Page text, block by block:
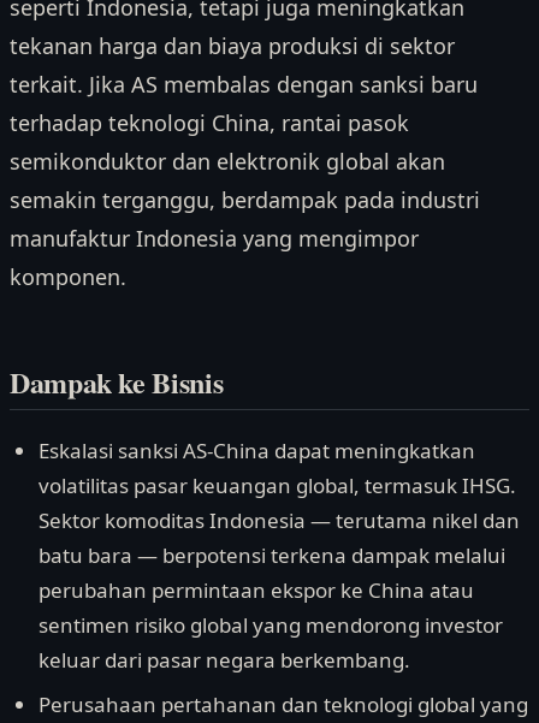
seperti Indonesia, tetapi juga meningkatkan
tekanan harga dan biaya produksi di sektor
terkait. Jika AS membalas dengan sanksi baru
terhadap teknologi China, rantai pasok
semikonduktor dan elektronik global akan
semakin terganggu, berdampak pada industri
manufaktur Indonesia yang mengimpor
komponen.
Dampak ke Bisnis
Eskalasi sanksi AS-China dapat meningkatkan
volatilitas pasar keuangan global, termasuk IHSG.
Sektor komoditas Indonesia — terutama nikel dan
batu bara — berpotensi terkena dampak melalui
perubahan permintaan ekspor ke China atau
sentimen risiko global yang mendorong investor
keluar dari pasar negara berkembang.
Perusahaan pertahanan dan teknologi global yang